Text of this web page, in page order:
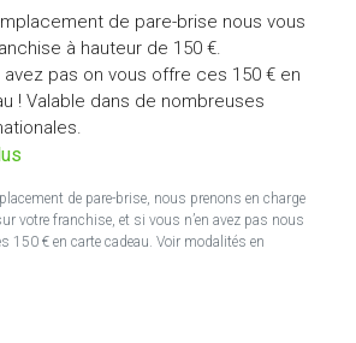
de pare-brise nous vous
à hauteur de 150 €.
avez pas on vous offre ces 150 € en
! Valable dans de nombreuses
franchise
offerte
de pare-brise, nous prenons en charge
votre franchise, et si vous n’en avez pas nous
150 € en carte cadeau. Voir modalités en